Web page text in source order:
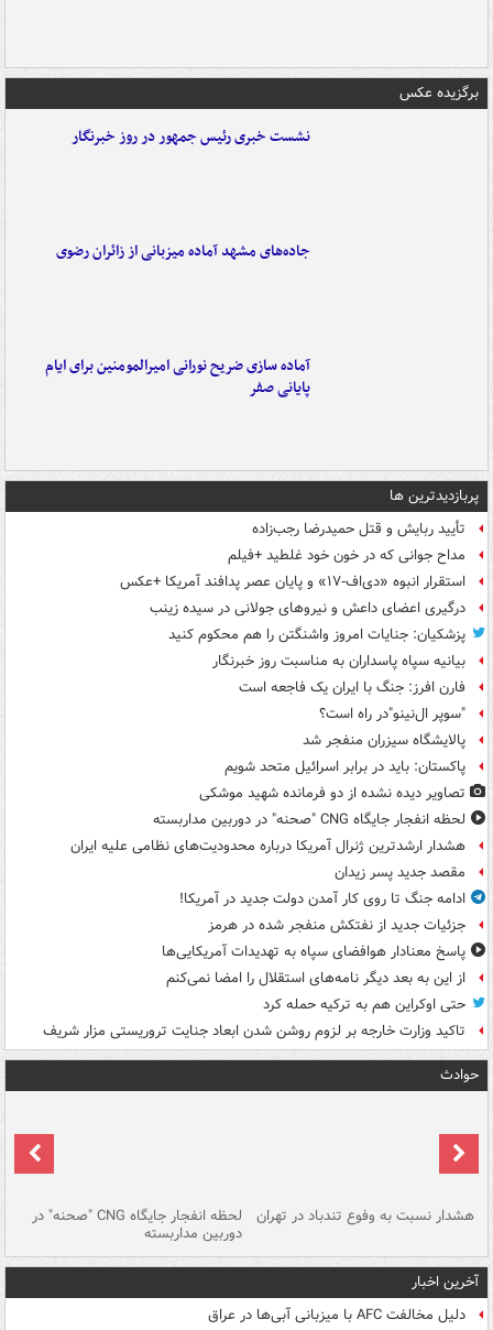
برگزیده عکس
نشست خبری رئیس جمهور در روز خبرنگار
جاده‌های مشهد آماده میزبانی از زائران رضوی
آماده سازی ضریح نورانی امیرالمومنین برای ایام
پایانی صفر
پربازدیدترین ها
تأیید ربایش و قتل حمیدرضا رجب‌زاده
مداح جوانی که در خون خود غلطید +فیلم
استقرار انبوه «دی‌اف‑۱۷» و پایان عصر پدافند آمریکا +عکس
درگیری اعضای داعش و نیروهای جولانی در سیده زینب
پزشکیان: جنایات امروز واشنگتن را هم محکوم کنید
بیانیه سپاه پاسداران به مناسبت روز خبرنگار
فارن افرز: جنگ با ایران یک فاجعه است
"سوپر ال‌نینو"در راه است؟
پالایشگاه سیزران منفجر شد
پاکستان: باید در برابر اسرائیل متحد شویم
تصاویر دیده‌ نشده از دو فرمانده شهید موشکی
لحظه انفجار جایگاه CNG "صحنه" در دوربین مداربسته
هشدار ارشدترین ژنرال آمریکا درباره محدودیت‌های نظامی علیه ایران
مقصد جدید پسر زیدان
ادامه جنگ تا روی کار آمدن دولت جدید در آمریکا!
جزئیات جدید از نفتکش منفجر شده در هرمز
پاسخ معنادار هوافضای سپاه به تهدیدات آمریکایی‌ها
از این به بعد دیگر نامه‌های استقلال را امضا نمی‌کنم
حتی اوکراین هم به ترکیه حمله کرد
تاکید وزارت خارجه بر لزوم روشن شدن ابعاد جنایت تروریستی مزار شریف
حوادث
هشدار نسبت به وفوع تندباد در تهران لحظه انفجار جایگاه CNG "صحنه" در
دوربین مداربسته
آخرین اخبار
دلیل مخالفت AFC با میزبانی آبی‌ها در عراق